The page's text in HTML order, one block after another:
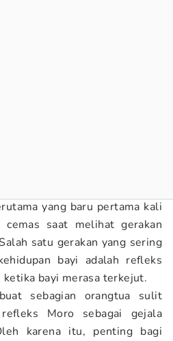
yang baru pertama kali
cemas saat melihat gerakan
satu gerakan yang sering
bayi adalah refleks
bayi merasa terkejut.
sebagian orangtua sulit
refleks Moro sebagai gejala
karena itu, penting bagi